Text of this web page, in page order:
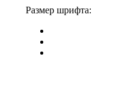
Размер шрифта: